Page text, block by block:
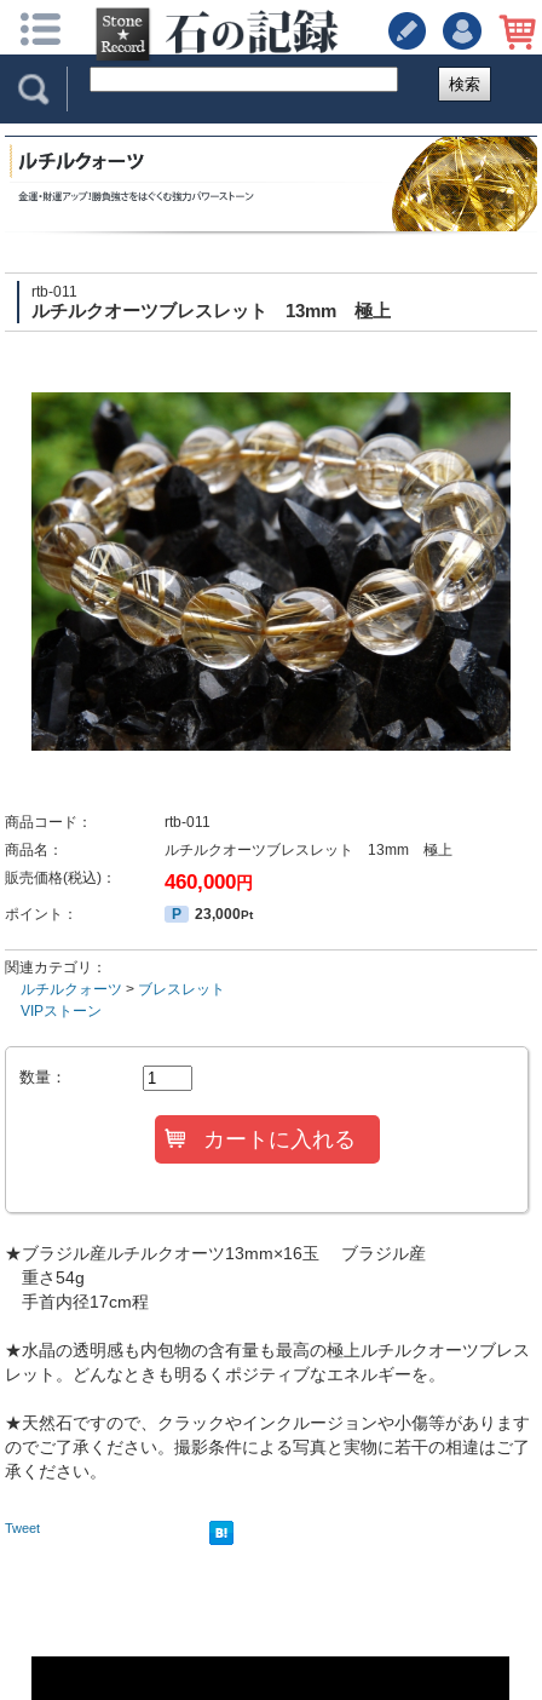
検索
rtb-011
ルチルクオーツブレスレット 13mm 極上
商品コード：
rtb-011
商品名：
ルチルクオーツブレスレット 13mm 極上
販売価格(税込)：
460,000円
ポイント： P 23,000Pt
関連カテゴリ：
ルチルクォーツ > ブレスレット
VIPストーン
数量：
★ブラジル産ルチルクオーツ13mm×16玉 ブラジル産
重さ54g
手首内径17cm程
★水晶の透明感も内包物の含有量も最高の極上ルチルクオーツブレス
レット。どんなときも明るくポジティブなエネルギーを。
★天然石ですので、クラックやインクルージョンや小傷等があります
のでご了承ください。撮影条件による写真と実物に若干の相違はご了
承ください。
Tweet